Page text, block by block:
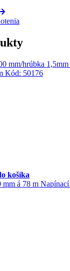
Kód: 50176
košíka